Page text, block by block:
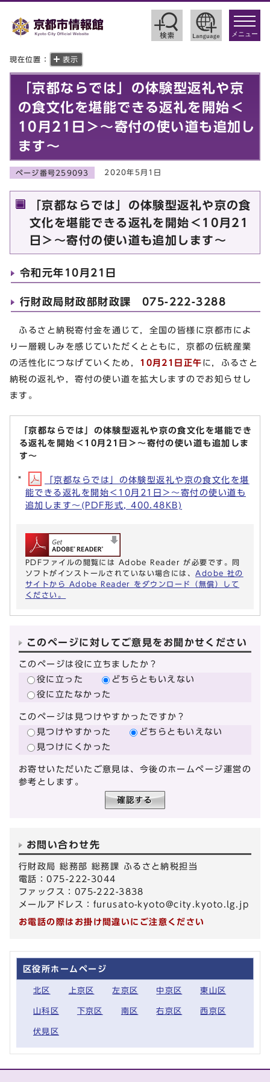
toggle
メニュー
現在位置： 表示
「京都ならでは」の体験型返礼や京
の食文化を堪能できる返礼を開始＜
10月21日＞～寄付の使い道も追加し
ます～
ページ番号259093 2020年5月1日
「京都ならでは」の体験型返礼や京の食
文化を堪能できる返礼を開始＜10月21
日＞～寄付の使い道も追加します～
令和元年10月21日
行財政局財政部財政課 075-222-3288
ふるさと納税寄付金を通じて，全国の皆様に京都市によ
り一層親しみを感じていただくとともに，京都の伝統産業
の活性化につなげていくため， 10月21日正午 に，ふるさと
納税の返礼や，寄付の使い道を拡大しますのでお知らせし
ます。
「京都ならでは」の体験型返礼や京の食文化を堪能でき
る返礼を開始＜10月21日＞～寄付の使い道も追加しま
す～
「京都ならでは」の体験型返礼や京の食文化を堪
能できる返礼を開始＜10月21日＞～寄付の使い道も
追加します～(PDF形式, 400.48KB)
PDFファイルの閲覧には Adobe Reader が必要です。同
ソフトがインストールされていない場合には、 Adobe 社の
サイトから Adobe Reader をダウンロード（無償）して
ください。
このページに対してご意見をお聞かせください
このページは役に立ちましたか？
役に立った
どちらともいえない
役に立たなかった
このページは見つけやすかったですか？
見つけやすかった
どちらともいえない
見つけにくかった
お寄せいただいたご意見は、今後のホームページ運営の
参考とします。
お問い合わせ先
行財政局 総務部 総務課 ふるさと納税担当
電話：075-222-3044
ファックス：075-222-3838
メールアドレス： furusato-kyoto@city.kyoto.lg.jp
お電話の際はお掛け間違いにご注意ください
区役所ホームページ
北区 上京区 左京区 中京区 東山区
山科区 下京区 南区 右京区 西京区
伏見区